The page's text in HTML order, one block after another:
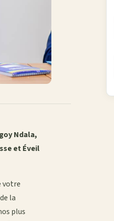
Ndala,
et Éveil
votre
la
plus